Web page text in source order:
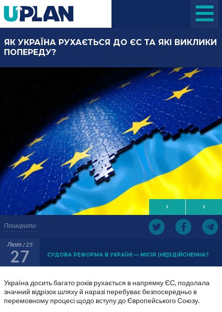
Поширити:
ЯК УКРАЇНА РУХАЄТЬСЯ ДО ЄС ТА ЯКІ ВИКЛИКИ
ПОПЕРЕДУ?
Лют / 25
27 СУДОВА РЕФОРМА В УКРАЇНІ — МІСІЯ (НЕ)ЗДІЙСНЕННА?
Україна досить багато років рухається в напрямку ЄС, подолала
значний відрізок шляху й наразі перебуває безпосередньо в
перемовному процесі щодо вступу до Європейського Союзу.